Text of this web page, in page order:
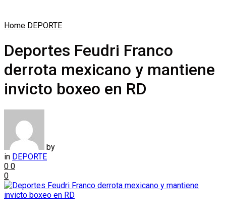
Home DEPORTE
Deportes Feudri Franco
derrota mexicano y mantiene
invicto boxeo en RD
by
in DEPORTE
0 0
0